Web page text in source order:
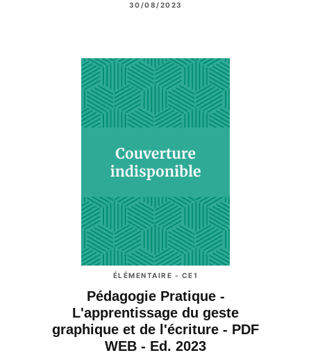
30/08/2023
ÉLÉMENTAIRE - CE1
Pédagogie Pratique -
L'apprentissage du geste
graphique et de l'écriture - PDF
WEB - Ed. 2023